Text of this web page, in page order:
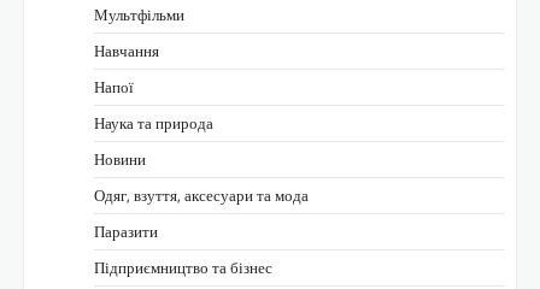
Мультфільми
Навчання
Напої
Наука та природа
Новини
Одяг, взуття, аксесуари та мода
Паразити
Підприємництво та бізнес